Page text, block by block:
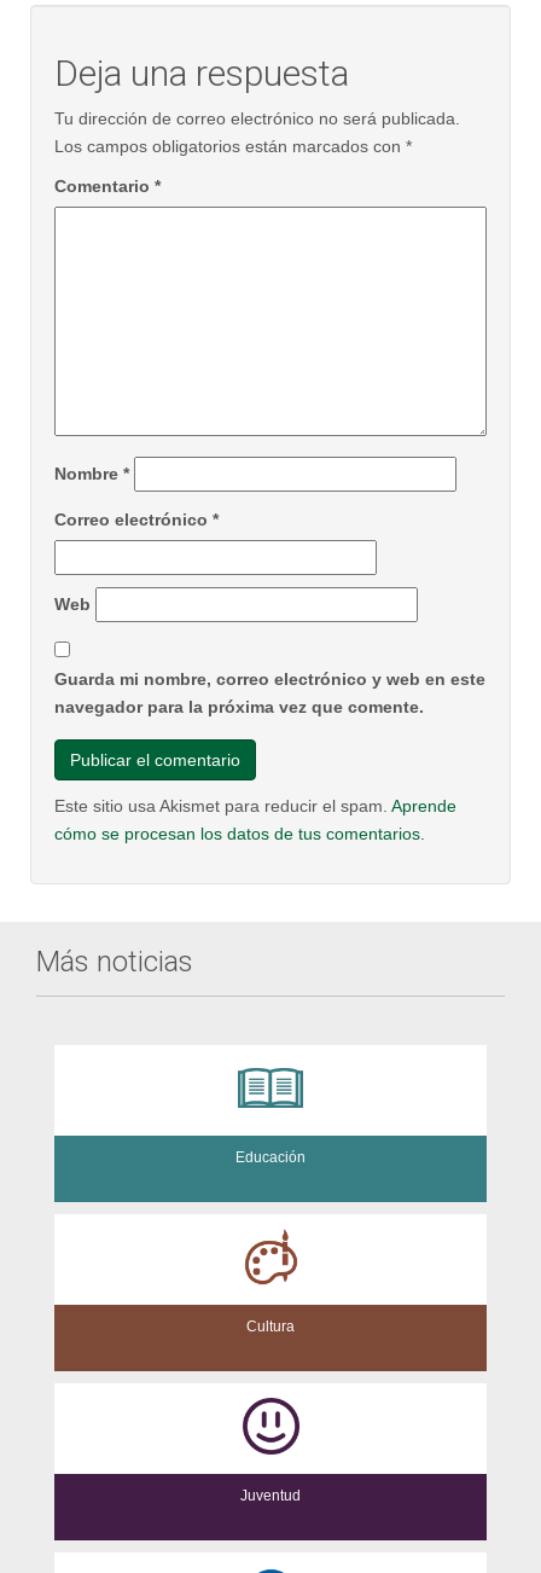
Deja una respuesta
Tu dirección de correo electrónico no será publicada.
Los campos obligatorios están marcados con *
Comentario *
Nombre *
Correo electrónico *
Web
Guarda mi nombre, correo electrónico y web en este
navegador para la próxima vez que comente.
Este sitio usa Akismet para reducir el spam. Aprende
cómo se procesan los datos de tus comentarios.
Más noticias
Educación
Cultura
Juventud